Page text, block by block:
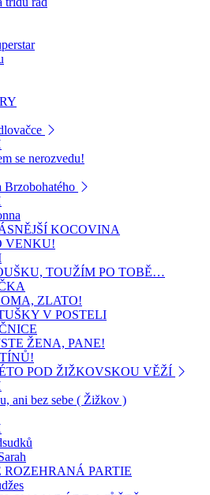
se nerozvedu!
KOCOVINA
VENKU!
TOUŽÍM PO TOBĚ…
ZLATO!
V POSTELI
ŽENA, PANE!
POD ŽIŽKOVSKOU VĚŽÍ
ani bez sebe ( Žižkov )
ROZEHRANÁ PARTIE